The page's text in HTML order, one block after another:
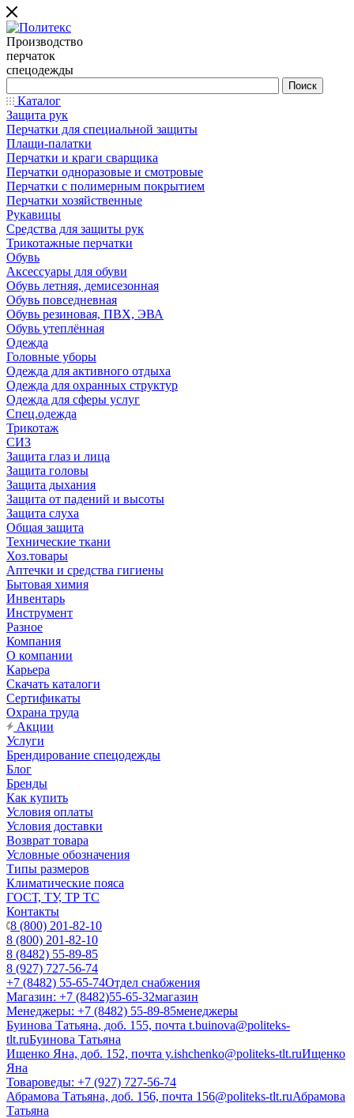
Производство
перчаток
спецодежды
Каталог
Защита рук
Перчатки для специальной защиты
Плащи-палатки
Перчатки и краги сварщика
Перчатки одноразовые и смотровые
Перчатки с полимерным покрытием
Перчатки хозяйственные
Рукавицы
Средства для защиты рук
Трикотажные перчатки
Обувь
Аксессуары для обуви
Обувь летняя, демисезонная
Обувь повседневная
Обувь резиновая, ПВХ, ЭВА
Обувь утеплённая
Одежда
Головные уборы
Одежда для активного отдыха
Одежда для охранных структур
Одежда для сферы услуг
Спец.одежда
Трикотаж
СИЗ
Защита глаз и лица
Защита головы
Защита дыхания
Защита от падений и высоты
Защита слуха
Общая защита
Технические ткани
Хоз.товары
Аптечки и средства гигиены
Бытовая химия
Инвентарь
Инструмент
Разное
Компания
О компании
Карьера
Cкачать каталоги
Сертификаты
Охрана труда
Акции
Услуги
Брендирование спецодежды
Блог
Бренды
Как купить
Условия оплаты
Условия доставки
Возврат товара
Условные обозначения
Типы размеров
Климатические пояса
ГОСТ, ТУ, ТР ТС
Контакты
8 (800) 201-82-10
8 (800) 201-82-10
8 (8482) 55-89-85
8 (927) 727-56-74
+7 (8482) 55-65-74Отдел снабжения
Магазин: +7 (8482)55-65-32магазин
Менеджеры: +7 (8482) 55-89-85менеджеры
Буинова Татьяна, доб. 155, почта t.buinova@politeks-
tlt.ruБуинова Татьяна
Ищенко Яна, доб. 152, почта y.ishchenko@politeks-tlt.ruИщенко
Яна
Товароведы: +7 (927) 727-56-74
Абрамова Татьяна, доб. 156, почта 156@politeks-tlt.ruАбрамова
Татьяна